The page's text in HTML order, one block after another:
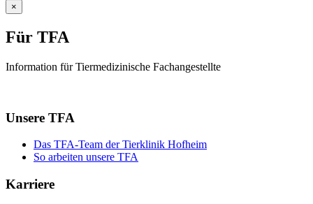
×
Für TFA
Information für Tiermedizinische Fachangestellte
Unsere TFA
Das TFA-Team der Tierklinik Hofheim
So arbeiten unsere TFA
Karriere